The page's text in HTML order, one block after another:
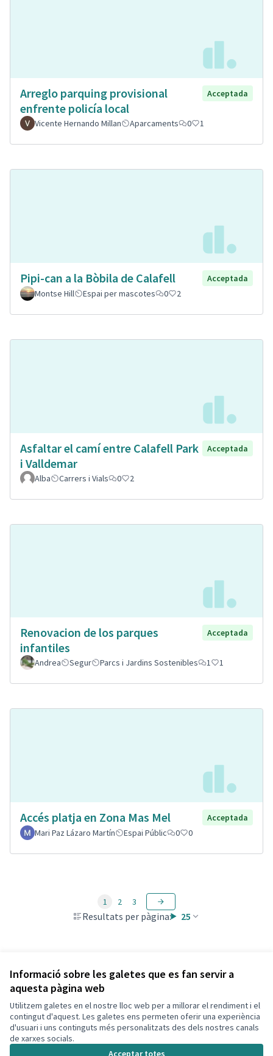
Informació sobre les galetes que es fan servir a
aquesta pàgina web
Utilitzem galetes en el nostre lloc web per a millorar el rendiment i el
contingut d'aquest. Les galetes ens permeten oferir una experiència
d'usuari i uns continguts més personalitzats des dels nostres canals
de xarxes socials.
Acceptar totes
Arreglo parquing provisional
enfrente policía local
Acceptada
Vicente Hernando Millan Aparcaments 0 1
Pipi-can a la Bòbila de Calafell
Acceptada
Montse Hill
Espai per mascotes 0 2
Asfaltar el camí entre Calafell Park
i Valldemar
Acceptada
Alba Carrers i Vials 0 2
Renovacion de los parques
infantiles
Acceptada
Andrea Segur Parcs i Jardins Sostenibles 1 1
Accés platja en Zona Mas Mel
Acceptada
Mari Paz Lázaro Martín
Espai Públic 0 0
Resultats per pàgina: 25
1 2 3
Veure totes les propostes retirades
Termes i condicions d'ús
Configuració de les galetes
Decidim Calafell a X
(Enllaç extern)
Decidim Calafell a Facebook
Decidim Calafell a YouTube
Decidim Calafell a GitHub
(Enllaç extern)